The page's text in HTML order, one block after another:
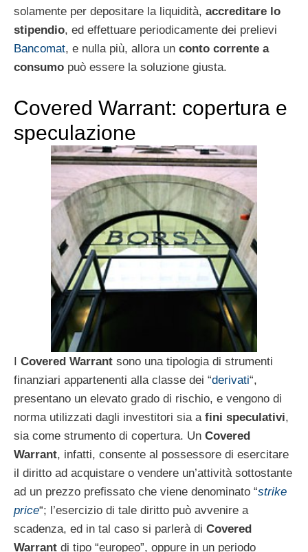
solamente per depositare la liquidità, accreditare lo
stipendio, ed effettuare periodicamente dei prelievi
Bancomat, e nulla più, allora un conto corrente a
consumo può essere la soluzione giusta.
Covered Warrant: copertura e
speculazione
Covered Warrant sono una tipologia di strumenti
finanziari appartenenti alla classe dei “derivati“,
presentano un elevato grado di rischio, e vengono di
norma utilizzati dagli investitori sia a fini speculativi,
sia come strumento di copertura. Un Covered
Warrant, infatti, consente al possessore di esercitare
il diritto ad acquistare o vendere un’attività sottostante
ad un prezzo prefissato che viene denominato “strike
price“; l’esercizio di tale diritto può avvenire a
scadenza, ed in tal caso si parlerà di Covered
Warrant di tipo “europeo”, oppure in un periodo